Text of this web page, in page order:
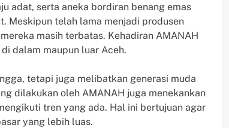
adat, serta aneka bordiran benang emas
Meskipun telah lama menjadi produsen
masih terbatas. Kehadiran AMANAH
dalam maupun luar Aceh.
tetapi juga melibatkan generasi muda
dilakukan oleh AMANAH juga menekankan
tren yang ada. Hal ini bertujuan agar
yang lebih luas.